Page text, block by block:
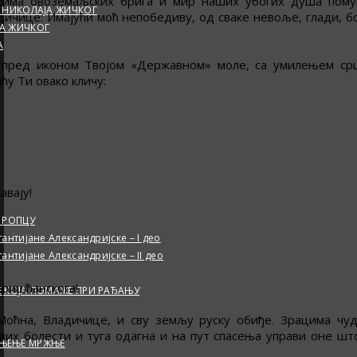
ЖИЧКОГ
ЖИЧКОГ
Александријске – I део
Александријске – II део
КОЈА ПОМАЖЕ ПРИ РАЂАЊУ
МРЖЊЕ
Имајући моћ непобедиву, од сваке невоље, глади,
иконом Твојом «Державном» моле, са умилењем
Ти овако кличу:
Владичице, и сву земљу руску обиђе. Зрацима
болести и туга одагна и на пут спасења управи оне